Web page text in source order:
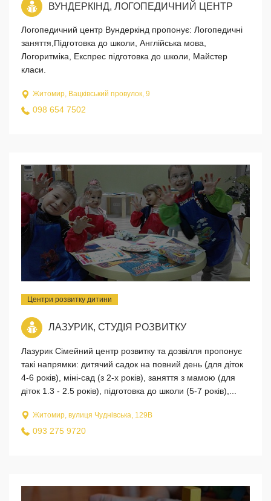
ВУНДЕРКІНД, ЛОГОПЕДИЧНИЙ ЦЕНТР
Логопедичний центр Вундеркінд пропонує: Логопедичні
заняття,Підготовка до школи, Англійська мова,
Логоритміка, Експрес підготовка до школи, Майстер
класи.
Житомир, Вацківський провулок, 9
098 654 7502
Центри розвитку дитини
ЛАЗУРИК, СТУДІЯ РОЗВИТКУ
Лазурик Сімейний центр розвитку та дозвілля пропонує
такі напрямки: дитячий садок на повний день (для діток
4-6 років), міні-сад (з 2-х років), заняття з мамою (для
діток 1.3 - 2.5 років), підготовка до школи (5-7 років),...
Житомир, вулиця Чуднівська, 129В
093 275 9720